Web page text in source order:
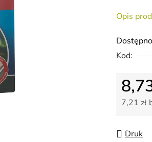
0,0
na
gwiazdek.
Opis
Kod:
7,21 zł
Druk